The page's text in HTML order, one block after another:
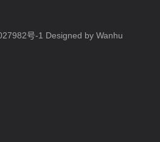
号-1 Designed by Wanhu